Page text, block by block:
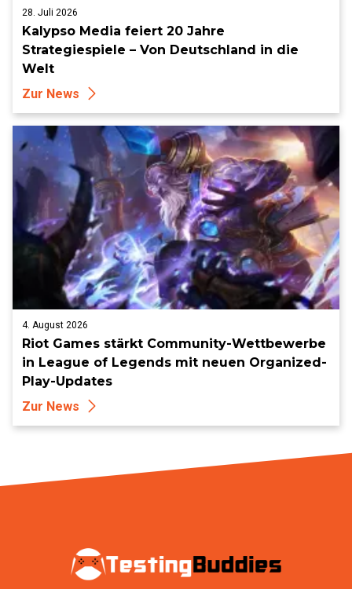
28. Juli 2026
Kalypso Media feiert 20 Jahre
Strategiespiele – Von Deutschland in die
Welt
Zur News
4. August 2026
Riot Games stärkt Community-Wettbewerbe
in League of Legends mit neuen Organized-
Play-Updates
Zur News